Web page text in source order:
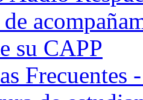
de
su CAPP
Frecuentes